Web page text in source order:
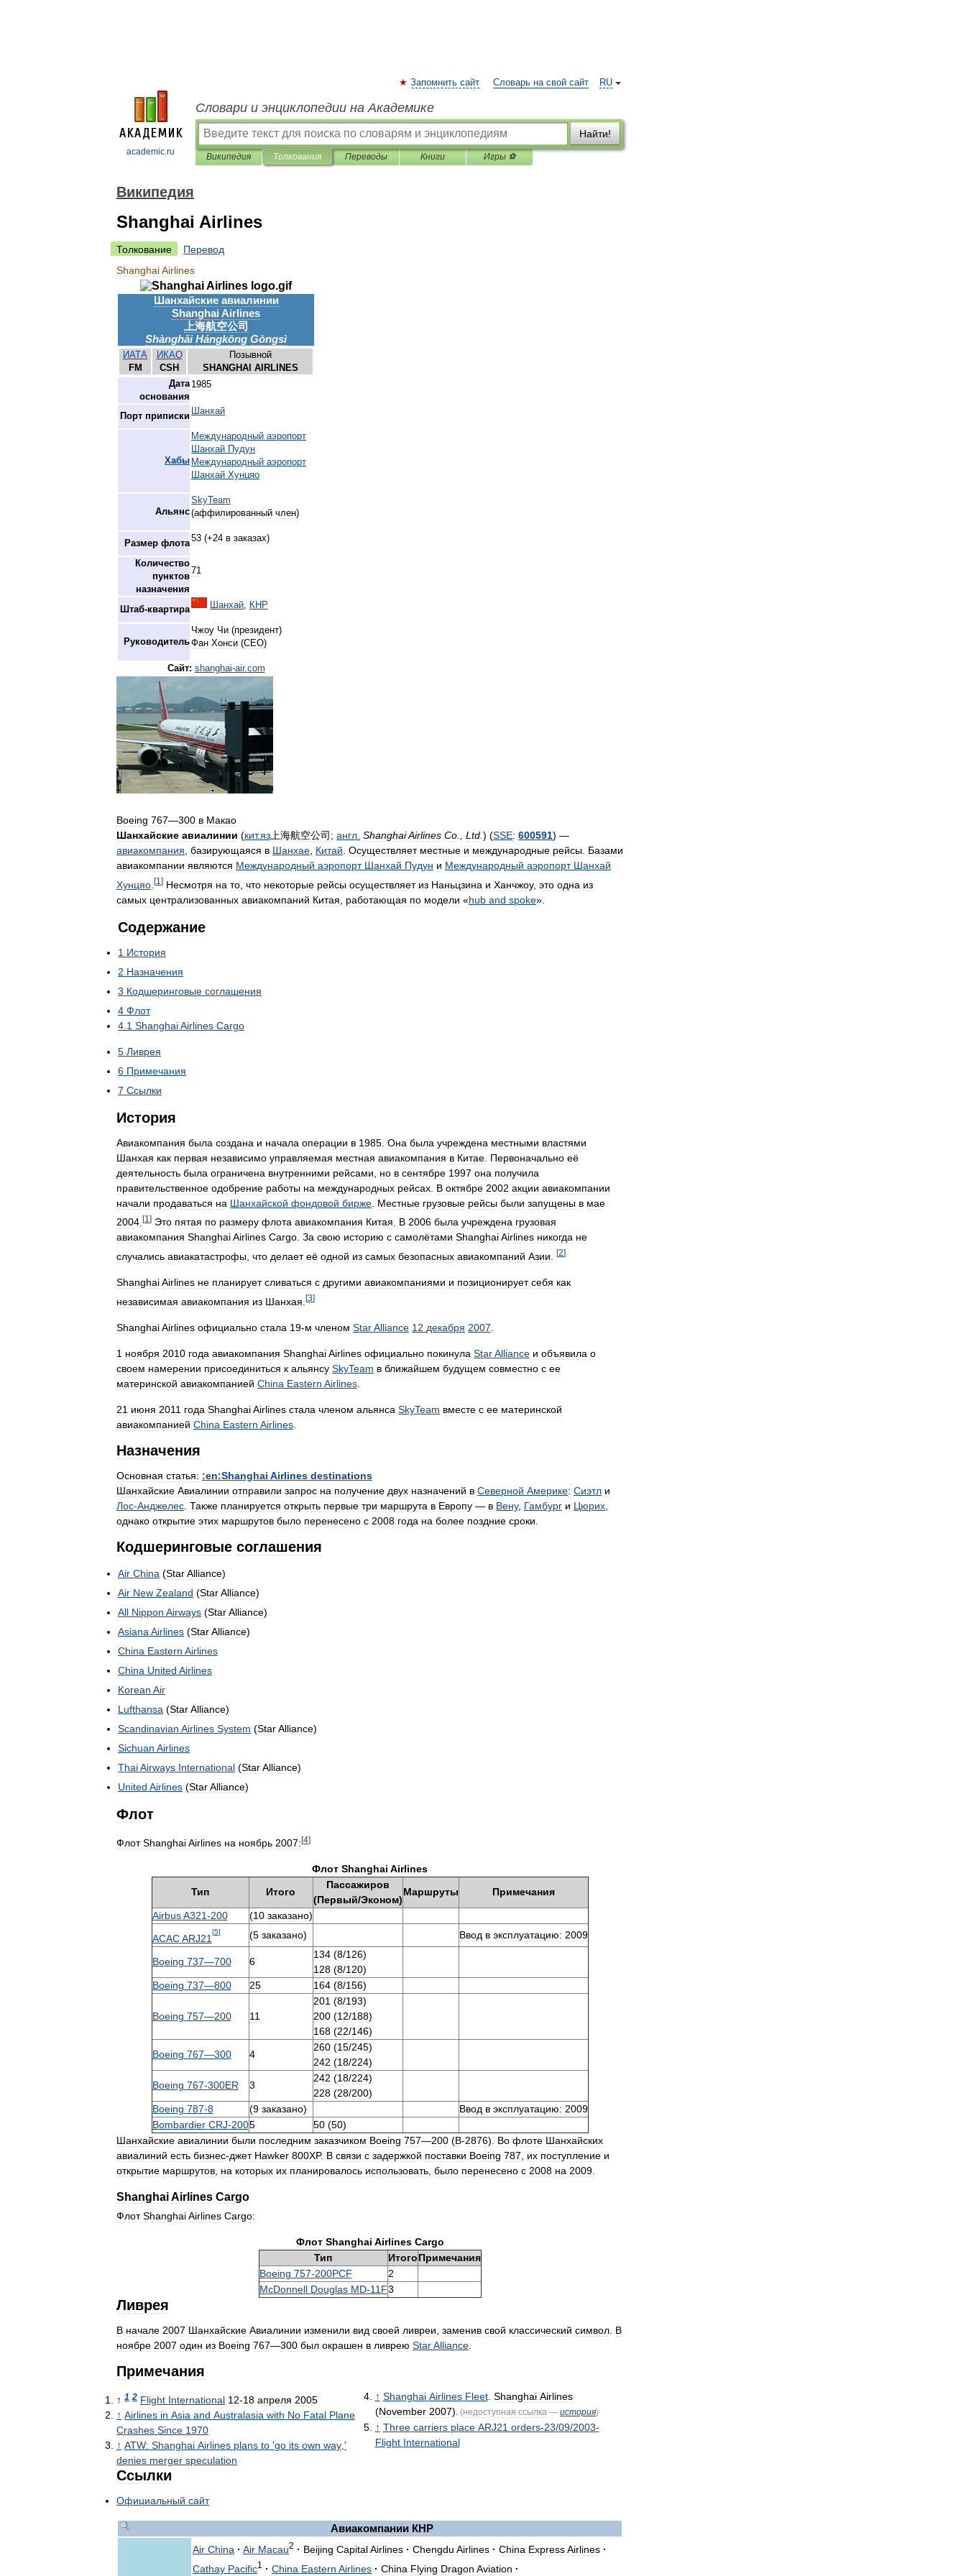
academic.ru
RU
Запомнить сайт Словарь на свой сайт
Словари и энциклопедии на Академике
Найти!
Википедия Толкования Переводы Книги Игры ⚽
Википедия
Shanghai Airlines
Толкование
Перевод
ShanghaiAirlines
Шанхайские авиалинии
Shanghai Airlines
上海航空公司
Shànghǎi Hángkōng Gōngsì
ИАТА
FM
ИКАО
CSH
Позывной
SHANGHAI AIRLINES
Дата
основания
1985
Порт приписки Шанхай
Хабы
Международный аэропорт
Шанхай
Пудун
Международный аэропорт
Шанхай Хунцяо
Альянс
SkyTeam
(аффилированный член)
Размер флота53 (+24 в заказах)
Количество
пунктов
назначения
71
Штаб-квартира Шанхай, КНР
Руководитель
Чжоу Чи (президент)
Фан Хонси (CEO)
Сайт: shanghai-air.com
Boeing 767—300 в Макао
Шанхайские авиалинии (кит.яз 上海航空公司 ; англ ShanghaiAirlines Co Ltd ) (SSE: 600591) —
авиакомпания базирующаяся в Шанхае Китай Осуществляет местные и международные рейсы Базами
авиакомпании являются Международный аэропорт Шанхай Пудун и Международный аэропорт Шанхай
Хунцяо [1 ] Несмотря на то что некоторые рейсы осуществляет из Наньцзина и Ханчжоу, это одна из
самых централизованных авиакомпаний Китая работающая по модели «hub and spoke».
Содержание
1 История
2 Назначения
3 Кодшеринговые соглашения
4 Флот
4 1 ShanghaiAirlines Cargo
5 Ливрея
6 Примечания
7 Ссылки
История
Авиакомпания была создана и начала операции в 1985 Она была учреждена местными властями
Шанхая как первая независимо управляемая местная авиакомпания в Китае Первоначально её
деятельность была ограничена внутренними рейсами но в сентябре 1997 она получила
правительственное одобрение работы на международных рейсах В октябре 2002 акции авиакомпании
начали продаваться на Шанхайской фондовой бирже Местные грузовые рейсы были запущены в мае
2004 [1 ] Это пятая по размеру флота авиакомпания Китая В 2006 была учреждена грузовая
авиакомпания ShanghaiAirlines Cargo. За свою историю с самолётами ShanghaiAirlines никогда не
случались авиакатастрофы что делает её одной из самых безопасных авиакомпаний Азии [2]
ShanghaiAirlines не планирует сливаться с другими авиакомпаниями и позиционирует себя как
независимая авиакомпания из Шанхая [3]
ShanghaiAirlines официально стала 19-м членом StarAlliance 12 декабря 2007
1 ноября 2010 года авиакомпания ShanghaiAirlines официально покинула StarAlliance и объявила о
своем намерении присоединиться к альянсу SkyTeam в ближайшем будущем совместно с ее
материнской авиакомпанией China Eastern Airlines
21 июня 2011 года ShanghaiAirlines стала членом альянса SkyTeam вместе с ее материнской
авиакомпанией China Eastern Airlines
Назначения
Основная статья: :en:Shanghai Airlines destinations
Шанхайские Авиалинии отправили запрос на получение двух назначений в Северной Америке: Сиэтл и
Лос-Анджелес Также планируется открыть первые три маршрута в Европу — в Вену, Гамбург и Цюрих
однако открытие этих маршрутов было перенесено с 2008 года на более поздние сроки
Кодшеринговые соглашения
Air China (StarAlliance)
Air New Zealand (StarAlliance)
All Nippon Airways (StarAlliance)
Asiana Airlines (StarAlliance)
China Eastern Airlines
China United Airlines
Korean Air
Lufthansa (StarAlliance)
Scandinavian Airlines System (StarAlliance)
Sichuan Airlines
ThaiAirways International (StarAlliance)
United Airlines (StarAlliance)
Флот
Флот ShanghaiAirlines на ноябрь 2007:[4]
Флот Shanghai Airlines
Тип
Итого
Пассажиров
(Первый/Эконом)
Маршруты Примечания
Airbus A321-200 (10 заказано)
ACAC ARJ21
[5] (5 заказано) Ввод в эксплуатацию: 2009
Boeing 737—700 6
134(8/126)
128(8/120)
Boeing 737—800 25 164(8/156)
Boeing 757—200 11
201(8/193)
200(12/188)
168(22/146)
Boeing 767—300 4
260(15/245)
242 (18/224)
Boeing 767-300ER 3
242 (18/224)
228(28/200)
Boeing 787-8 (9 заказано) Ввод в эксплуатацию: 2009
Bombardier CRJ-2005 50(50)
Шанхайские авиалинии были последним заказчиком Boeing 757—200 (B-2876). Во флоте Шанхайских
авиалиний есть бизнес-джет Hawker 800XP. В связи с задержкой поставки Boeing 787, их поступление и
открытие маршрутов, на которых их планировалось использовать, было перенесено с 2008 на 2009.
ShanghaiAirlines Cargo
Флот ShanghaiAirlines Cargo:
Флот Shanghai Airlines Cargo
Тип
ИтогоПримечания
Boeing 757-200PCF
2
McDonnell Douglas MD-11F3
Ливрея
В начале 2007 Шанхайские Авиалинии изменили вид своей ливреи, заменив свой классический символ. В
ноябре 2007 один из Boeing 767—300 был окрашен в ливрею StarAlliance.
Примечания
↑ 1 2 Flight International 12-18 апреля 2005
↑ Airlines in Asia and Australasia with No Fatal Plane
Crashes Since 1970
↑ ATW: Shanghai Airlines plans to 'go its own way,'
denies merger speculation
↑ Shanghai Airlines Fleet. Shanghai Airlines
(November 2007). (недоступная ссылка— история)
↑ Three carriers place ARJ21 orders-23/09/2003-
Flight International
Ссылки
Официальный сайт
Авиакомпании КНР
Air China · Air Macau2 · Beijing CapitalAirlines · Chengdu Airlines · China ExpressAirlines ·
Cathay Pacific1 · China Eastern Airlines · China Flying Dragon Aviation ·